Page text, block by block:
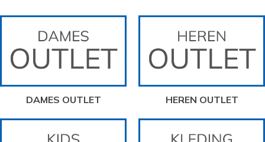
DAMES OUTLET HEREN OUTLET